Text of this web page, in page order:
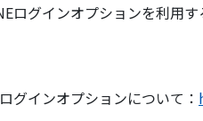
ログインオプションを利用
グインオプションについて：